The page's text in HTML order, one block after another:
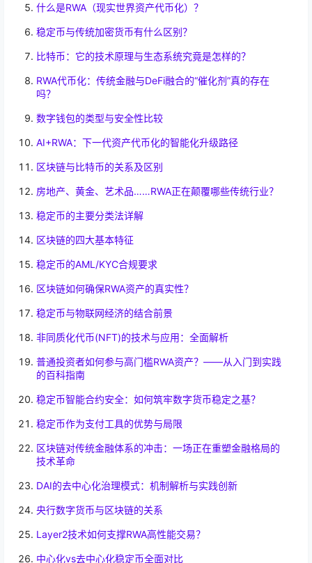
什么是RWA（现实世界资产代币化）？
稳定币与传统加密货币有什么区别？
比特币：它的技术原理与生态系统究竟是怎样的？
RWA代币化：传统金融与DeFi融合的“催化剂”真的存在
吗？
数字钱包的类型与安全性比较
AI+RWA：下一代资产代币化的智能化升级路径
区块链与比特币的关系及区别
房地产、黄金、艺术品……RWA正在颠覆哪些传统行业？
稳定币的主要分类法详解
区块链的四大基本特征
稳定币的AML/KYC合规要求
区块链如何确保RWA资产的真实性？
稳定币与物联网经济的结合前景
非同质化代币(NFT)的技术与应用：全面解析
普通投资者如何参与高门槛RWA资产？——从入门到实践
的百科指南
稳定币智能合约安全：如何筑牢数字货币稳定之基？
稳定币作为支付工具的优势与局限
区块链对传统金融体系的冲击：一场正在重塑金融格局的
技术革命
DAI的去中心化治理模式：机制解析与实践创新
央行数字货币与区块链的关系
Layer2技术如何支撑RWA高性能交易？
中心化vs去中心化稳定币全面对比